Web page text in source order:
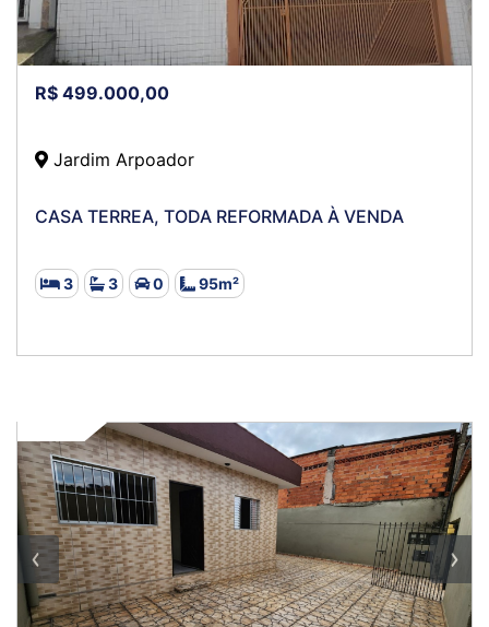
R$ 499.000,00
Jardim Arpoador
CASA TERREA, TODA REFORMADA À VENDA
3 3 0 95m²